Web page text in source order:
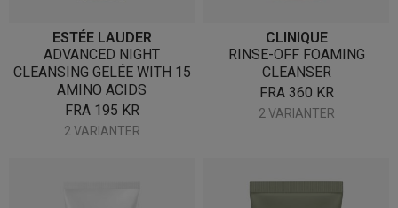
ESTÉE LAUDER
ADVANCED NIGHT
CLEANSING GELÉE WITH 15
AMINO ACIDS
FRA 195 KR
2 VARIANTER
CLINIQUE
RINSE-OFF FOAMING
CLEANSER
FRA 360 KR
2 VARIANTER